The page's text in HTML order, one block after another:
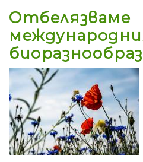
Отбелязваме